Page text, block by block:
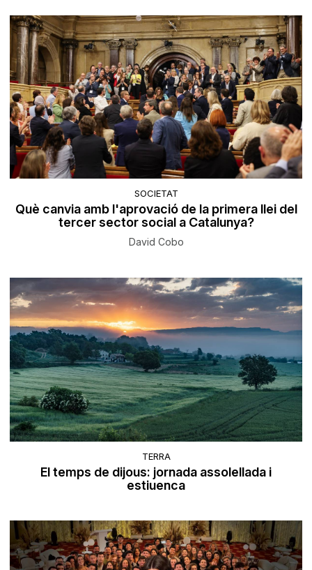
SOCIETAT
Què canvia amb l'aprovació de la primera llei del
tercer sector social a Catalunya?
David Cobo
TERRA
El temps de dijous: jornada assolellada i
estiuenca